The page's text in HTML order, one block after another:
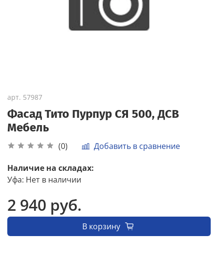
арт. 57987
Фасад Тито Пурпур СЯ 500, ДСВ
Мебель
(0) Добавить в сравнение
Наличие на складах:
Уфа: Нет в наличии
2 940 руб.
В корзину